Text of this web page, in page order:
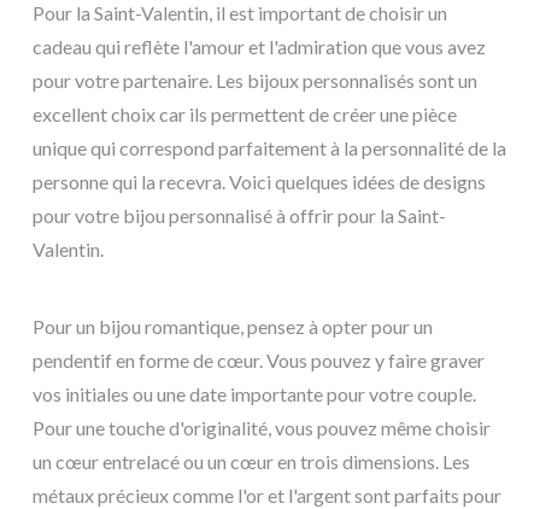
Pour la Saint-Valentin, il est important de choisir un
cadeau qui reflète l'amour et l'admiration que vous avez
pour votre partenaire. Les bijoux personnalisés sont un
excellent choix car ils permettent de créer une pièce
unique qui correspond parfaitement à la personnalité de la
personne qui la recevra. Voici quelques idées de designs
pour votre bijou personnalisé à offrir pour la Saint-
Valentin.
Pour un bijou romantique, pensez à opter pour un
pendentif en forme de cœur. Vous pouvez y faire graver
vos initiales ou une date importante pour votre couple.
Pour une touche d'originalité, vous pouvez même choisir
un cœur entrelacé ou un cœur en trois dimensions. Les
métaux précieux comme l'or et l'argent sont parfaits pour